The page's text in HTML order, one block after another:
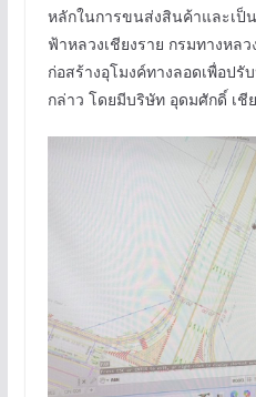
หลักในการขนส่งสินค้าและเป็
ฟ้าหลวงเชียงราย กรมทางหล
ก่อสร้างอุโมงค์ทางลอดเพื่อปรั
กล่าว โดยมีบริษัท อุดมศักดิ์ เชี